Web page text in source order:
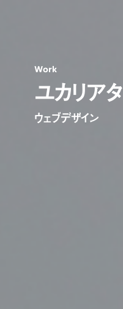
ユカリアタ
Work
ウェブデザイン